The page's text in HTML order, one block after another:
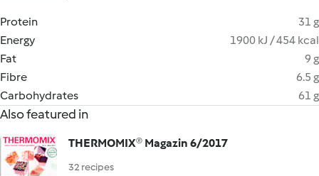
Protein
31 g
Energy
1900 kJ / 454 kcal
Fat
9 g
Fibre
6.5 g
Carbohydrates
61 g
Also featured in
THERMOMIX® Magazin 6/2017
32 recipes